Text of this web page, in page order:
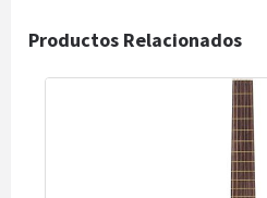
Productos Relacionados